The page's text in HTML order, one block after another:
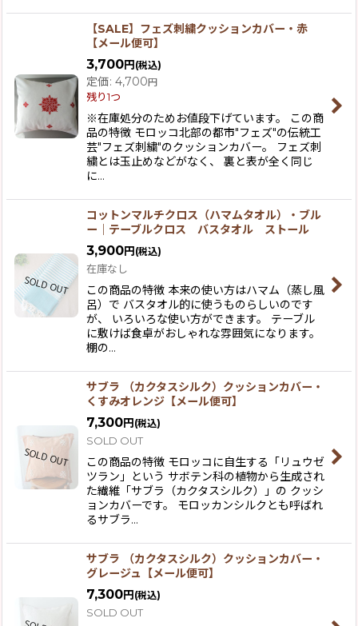
【SALE】フェズ刺繍クッションカバー・赤
【メール便可】
3,700円 (税込)
定価: 4,700円
残り1つ
※在庫処分のためお値段下げています。 この商
品の特徴 モロッコ北部の都市"フェズ"の伝統工
芸"フェズ刺繍"のクッションカバー。 フェズ刺
繍とは玉止めなどがなく、 裏と表が全く同じ
に…
コットンマルチクロス（ハマムタオル）・ブル
ー｜テーブルクロス バスタオル ストール
3,900円 (税込)
在庫なし
この商品の特徴 本来の使い方はハマム（蒸し風
呂）で バスタオル的に使うものらしいのです
が、 いろいろな使い方ができます。 テーブル
に敷けば食卓がおしゃれな雰囲気になります。
棚の…
サブラ （カクタスシルク）クッションカバー・
くすみオレンジ【メール便可】
7,300円 (税込)
SOLD OUT
この商品の特徴 モロッコに自生する「リュウゼ
ツラン」という サボテン科の植物から生成され
た繊維「サブラ（カクタスシルク）」の クッシ
ョンカバーです。 モロッカンシルクとも呼ばれ
るサブラ…
サブラ （カクタスシルク）クッションカバー・
グレージュ【メール便可】
7,300円 (税込)
SOLD OUT